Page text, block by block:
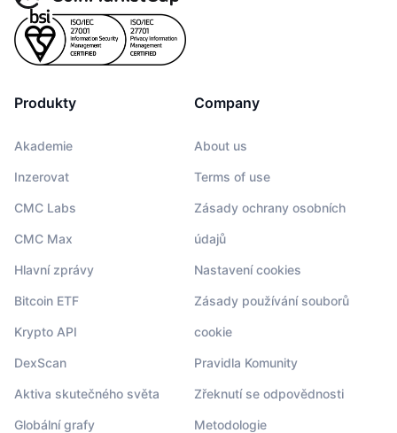
Produkty
Akademie
Inzerovat
CMC Labs
CMC Max
Hlavní zprávy
Bitcoin ETF
Krypto API
DexScan
Aktiva skutečného světa
Globální grafy
Company
About us
Terms of use
Zásady ochrany osobních
údajů
Nastavení cookies
Zásady používání souborů
cookie
Pravidla Komunity
Zřeknutí se odpovědnosti
Metodologie